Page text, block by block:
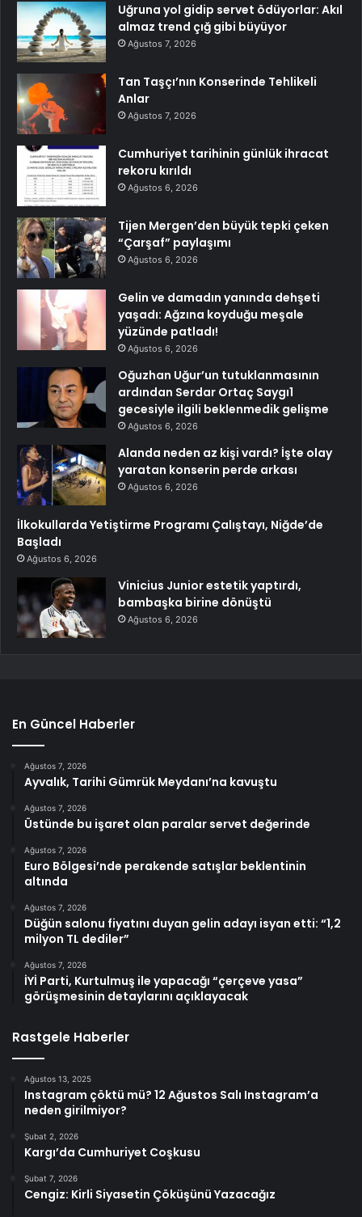
Uğruna yol gidip servet ödüyorlar: Akıl
almaz trend çığ gibi büyüyor
Ağustos 7, 2026
Tan Taşçı’nın Konserinde Tehlikeli
Anlar
Ağustos 7, 2026
Cumhuriyet tarihinin günlük ihracat
rekoru kırıldı
Ağustos 6, 2026
Tijen Mergen’den büyük tepki çeken
“Çarşaf” paylaşımı
Ağustos 6, 2026
Gelin ve damadın yanında dehşeti
yaşadı: Ağzına koyduğu meşale
yüzünde patladı!
Ağustos 6, 2026
Oğuzhan Uğur’un tutuklanmasının
ardından Serdar Ortaç Saygı1
gecesiyle ilgili beklenmedik gelişme
Ağustos 6, 2026
Alanda neden az kişi vardı? İşte olay
yaratan konserin perde arkası
Ağustos 6, 2026
İlkokullarda Yetiştirme Programı Çalıştayı, Niğde’de
Başladı
Ağustos 6, 2026
Vinicius Junior estetik yaptırdı,
bambaşka birine dönüştü
Ağustos 6, 2026
En Güncel Haberler
Ağustos 7, 2026
Ayvalık, Tarihi Gümrük Meydanı’na kavuştu
Ağustos 7, 2026
Üstünde bu işaret olan paralar servet değerinde
Ağustos 7, 2026
Euro Bölgesi’nde perakende satışlar beklentinin
altında
Ağustos 7, 2026
Düğün salonu fiyatını duyan gelin adayı isyan etti: “1,2
milyon TL dediler”
Ağustos 7, 2026
İYİ Parti, Kurtulmuş ile yapacağı “çerçeve yasa”
görüşmesinin detaylarını açıklayacak
Rastgele Haberler
Ağustos 13, 2025
Instagram çöktü mü? 12 Ağustos Salı Instagram’a
neden girilmiyor?
Şubat 2, 2026
Kargı’da Cumhuriyet Coşkusu
Şubat 7, 2026
Cengiz: Kirli Siyasetin Çöküşünü Yazacağız